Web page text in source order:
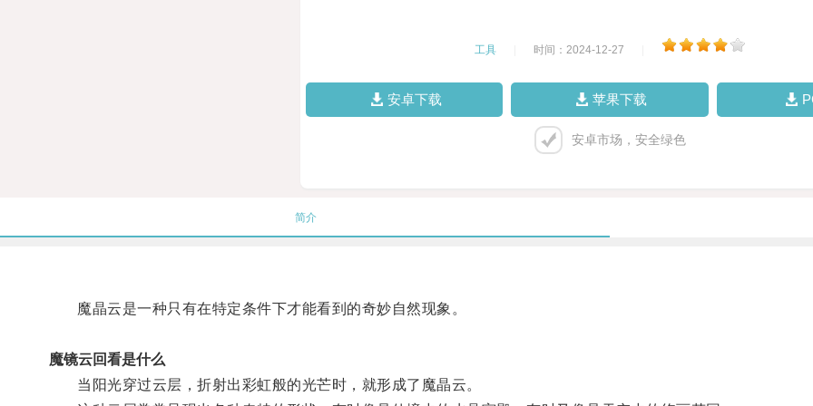
工具 时间：2024-12-27
安卓下载 苹果下载
安卓市场，安全绿色
简介
魔晶云是一种只有在特定条件下才能看到的奇妙自然现象。
魔镜云回看是什么
当阳光穿过云层，折射出彩虹般的光芒时，就形成了魔晶云。